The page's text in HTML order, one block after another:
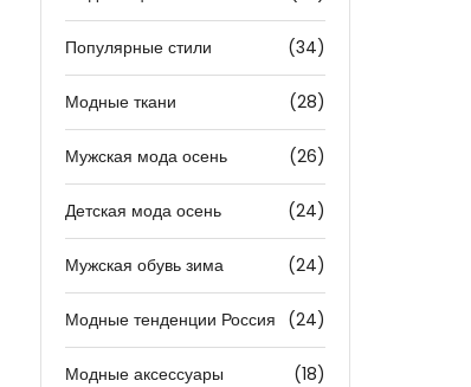
Популярные стили (34)
Модные ткани (28)
Мужская мода осень (26)
Детская мода осень (24)
Мужская обувь зима (24)
Модные тенденции Россия (24)
Модные аксессуары (18)